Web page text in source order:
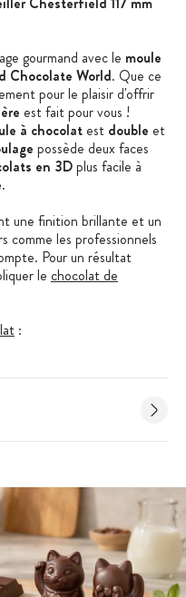
gourmand avec le moule
Chocolate World. Que ce
pour le plaisir d'offrir
est fait pour vous !
à chocolat est double et
possède deux faces
en 3Dplus facile à
.
une finition brillante et un
comme les professionnels
Pour un résultat
le chocolat de
:
en 3D
mm x 117 mm x 35,5 mm
mm x 117 mm x 35,5 mm
: 185 g
l'unité) : 510 g